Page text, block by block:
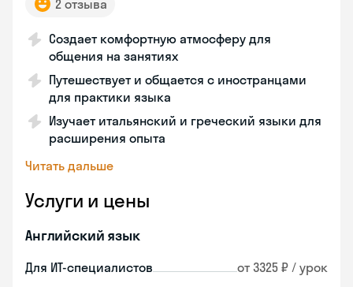
2 отзыва
Создает комфортную атмосферу для
общения на занятиях
Путешествует и общается с иностранцами
для практики языка
Изучает итальянский и греческий языки для
расширения опыта
Читать дальше
Услуги и цены
Английский язык
Для ИТ-специалистов от 3325 ₽ / урок